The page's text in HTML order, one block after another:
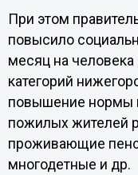
При этом
повысило
месяц на
категорий
повышение нормы
пожилых жителей
проживающие
многодетные и др.